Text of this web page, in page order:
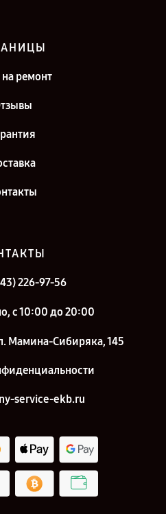
ремонт
226-97-56
с 10:00 до 20:00
Мамина-Сибиряка, 145
service-ekb.ru